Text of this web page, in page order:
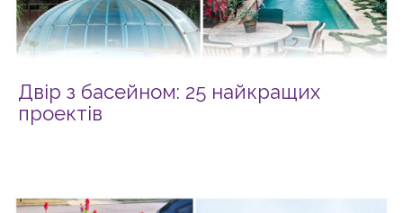
Двір з басейном: 25 найкращих
проектів